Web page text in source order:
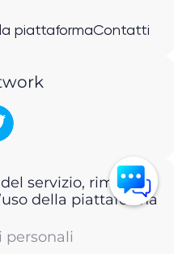
piattaformaContatti
servizio, rimborsi
della piattaforma
personali